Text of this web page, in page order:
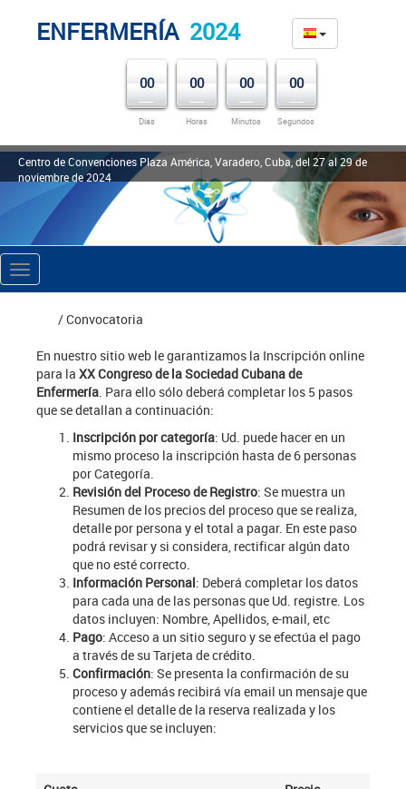
ENFERMERÍA 2024
00
Días
00
Horas
00
Minutos
00
Segundos
Centro de Convenciones Plaza América, Varadero, Cuba, del 27 al 29 de
noviembre de 2024
Toggle
navigation
/ Convocatoria
En nuestro sitio web le garantizamos la Inscripción online
para la XX Congreso de la Sociedad Cubana de
Enfermería. Para ello sólo deberá completar los 5 pasos
que se detallan a continuación:
Inscripción por categoría: Ud. puede hacer en un
mismo proceso la inscripción hasta de 6 personas
por Categoría.
Revisión del Proceso de Registro: Se muestra un
Resumen de los precios del proceso que se realiza,
detalle por persona y el total a pagar. En este paso
podrá revisar y si considera, rectificar algún dato
que no esté correcto.
Información Personal: Deberá completar los datos
para cada una de las personas que Ud. registre. Los
datos incluyen: Nombre, Apellidos, e-mail, etc
Pago: Acceso a un sitio seguro y se efectúa el pago
a través de su Tarjeta de crédito.
Confirmación: Se presenta la confirmación de su
proceso y además recibirá vía email un mensaje que
contiene el detalle de la reserva realizada y los
servicios que se incluyen: